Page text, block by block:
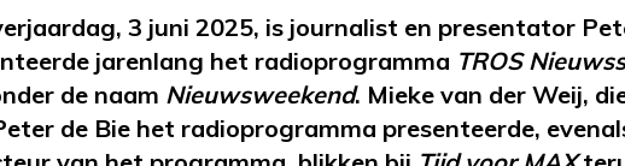
3 juni 2025, is journalist en presentator
jarenlang het radioprogramma TROS
de naam Nieuwsweekend. Mieke van der Weij,
de Bie het radioprogramma presenteerde,